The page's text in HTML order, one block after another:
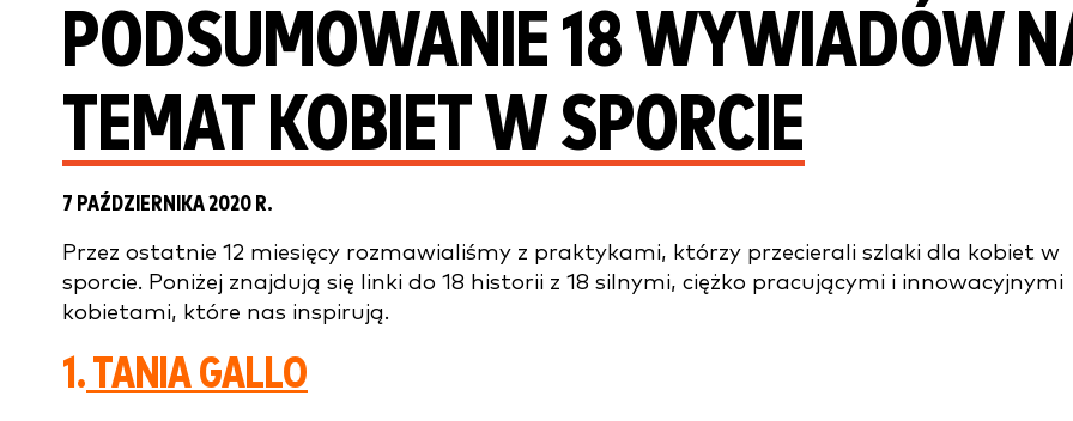
PODSUMOWANIE 18 WYWIADÓW
TEMAT KOBIET W SPORCIE
7 PAŹDZIERNIKA 2020 R.
Przez ostatnie 12 miesięcy rozmawialiśmy z praktykami, którzy przecierali szlaki dla kobiet w
sporcie. Poniżej znajdują się linki do 18 historii z 18 silnymi, ciężko pracującymi i innowacyjnymi
kobietami, które nas inspirują.
1.TANIA GALLO